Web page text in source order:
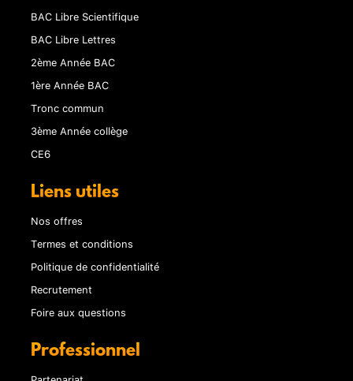
BAC Libre Scientifique
BAC Libre Lettres
2ème Année BAC
1ère Année BAC
Tronc commun
3ème Année collège
CE6
Liens utiles
Nos offres
Termes et conditions
Politique de confidentialité
Recrutement
Foire aux questions
Professionnel